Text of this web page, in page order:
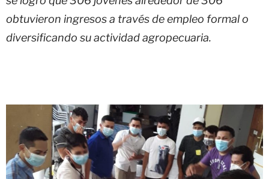
obtuvieron ingresos a través de empleo formal o
diversificando su actividad agropecuaria.